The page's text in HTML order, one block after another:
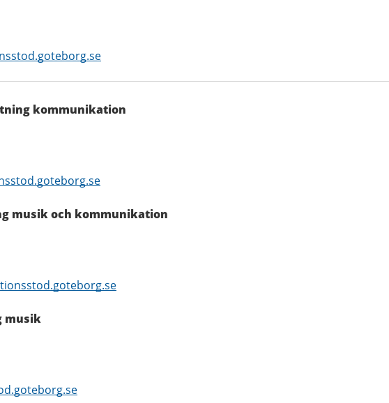
kommunikation
musik och kommunikation
musik